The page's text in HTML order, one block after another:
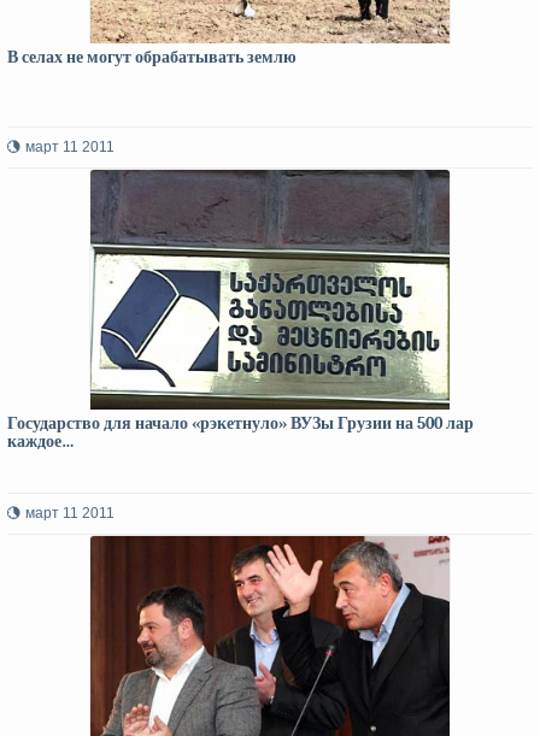
В селах не могут обрабатывать землю
март 11 2011
Государство для начало «рэкетнуло» ВУЗы Грузии на 500 лар
каждое…
март 11 2011